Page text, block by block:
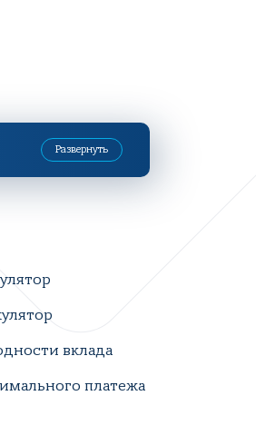
Развернуть
вклада
платежа